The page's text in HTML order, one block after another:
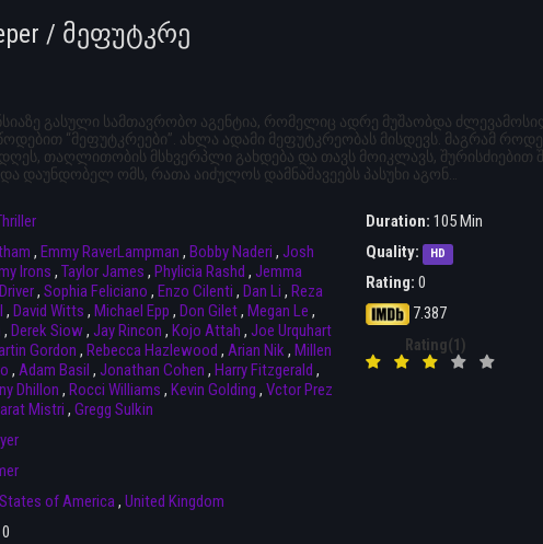
/ მეფუტკრე
გასული სამთავრობო აგენტია, რომელიც ადრე მუშაობდა
“მეფუტკრეები”. ახლა ადამი მეფუტკრეობას მისდევს. მაგრამ
თაღლითობის მსხვერპლი გახდება და თავს მოიკლავს, შურისძიებით
დაუნდობელ ომს, რათა აიძულოს დამნაშავეებს პასუხი აგონ…
, Emmy RaverLampman , Bobby Naderi , Josh
Irons , Taylor James , Phylicia Rashd , Jemma
, Sophia Feliciano , Enzo Cilenti , Dan Li , Reza
, David Witts , Michael Epp , Don Gilet, Megan Le ,
, Derek Siow , Jay Rincon , Kojo Attah , Joe Urquhart
Gordon , Rebecca Hazlewood , Arian Nik , Millen
, Adam Basil , Jonathan Cohen , Harry Fitzgerald ,
Dhillon , Rocci Williams , Kevin Golding , Vctor Prez
Mistri , Gregg Sulkin
of America, United Kingdom
Duration: 105 Min
Quality:
HD
Rating: 0
7.387
Rating(1)